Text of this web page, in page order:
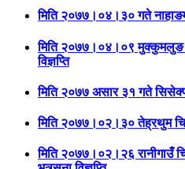
मिति २०७७।०४।३० गते
मिति २०७७।०४।०९ मुक्कुमलुङ
विज्ञप्ति
मिति २०७७ असार ३१ गते
मिति २०७७।०२।३० तेह्रथुम
मिति २०७७।०२।२६ रानीगाउँ